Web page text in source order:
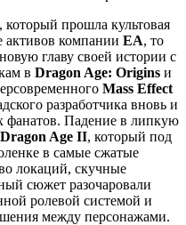
который прошла культовая
активов компании EA, то
главу своей истории с
в Dragon Age: Origins и
Mass Effect
разработчика вновь и
фанатов. Падение в липкую
Dragon Age II, который под
в самые сжатые
локаций, скучные
сюжет разочаровали
ролевой системой и
между персонажами.